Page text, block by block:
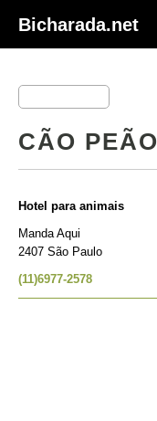
Bicharada.net
CÃO PEÃO
Hotel para animais
Manda Aqui
2407 São Paulo
(11)6977-2578